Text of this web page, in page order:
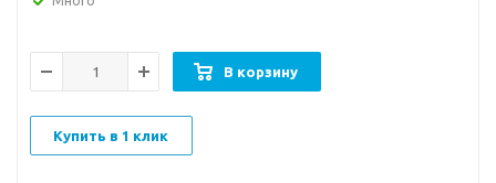
Удобен для использовния в напольных пурифайерах.
В корзину
Купить в 1 клик